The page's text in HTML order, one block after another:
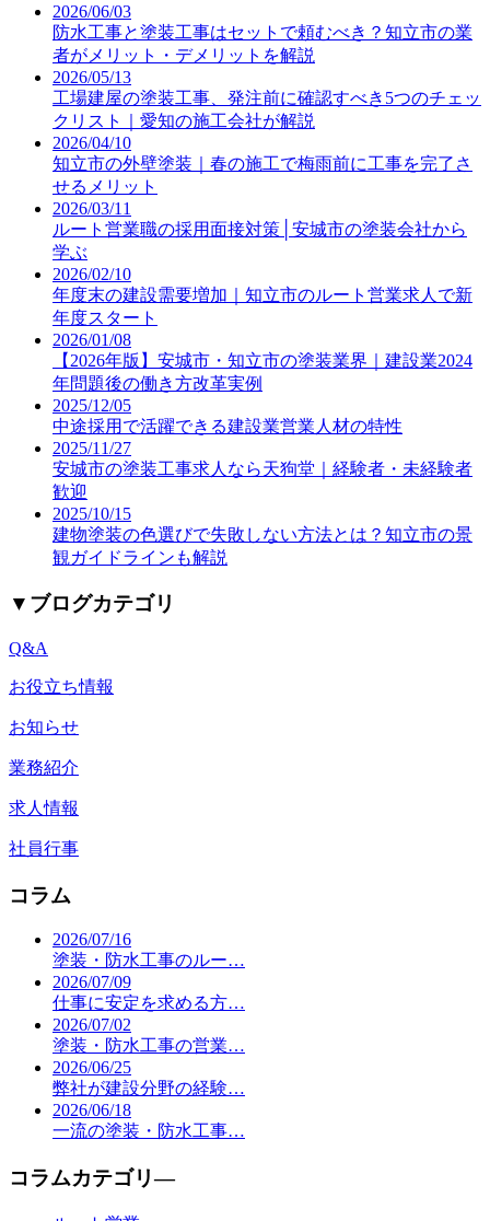
2026/06/03
防水工事と塗装工事はセットで頼むべき？知立市の業
者がメリット・デメリットを解説
2026/05/13
工場建屋の塗装工事、発注前に確認すべき5つのチェッ
クリスト｜愛知の施工会社が解説
2026/04/10
知立市の外壁塗装｜春の施工で梅雨前に工事を完了さ
せるメリット
2026/03/11
ルート営業職の採用面接対策│安城市の塗装会社から
学ぶ
2026/02/10
年度末の建設需要増加｜知立市のルート営業求人で新
年度スタート
2026/01/08
【2026年版】安城市・知立市の塗装業界｜建設業2024
年問題後の働き方改革実例
2025/12/05
中途採用で活躍できる建設業営業人材の特性
2025/11/27
安城市の塗装工事求人なら天狗堂｜経験者・未経験者
歓迎
2025/10/15
建物塗装の色選びで失敗しない方法とは？知立市の景
観ガイドラインも解説
▼ ブログカテゴリ
Q&A
お役立ち情報
お知らせ
業務紹介
求人情報
社員行事
コラム
2026/07/16
塗装・防水工事のルー…
2026/07/09
仕事に安定を求める方…
2026/07/02
塗装・防水工事の営業…
2026/06/25
弊社が建設分野の経験…
2026/06/18
一流の塗装・防水工事…
コラムカテゴリ―